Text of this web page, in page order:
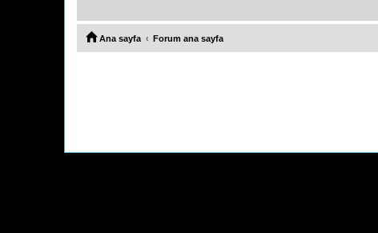
Ana sayfa Forum ana sayfa